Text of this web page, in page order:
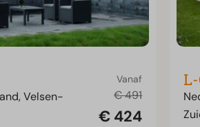
Vanaf
€ 491
€ 424
Velsen-